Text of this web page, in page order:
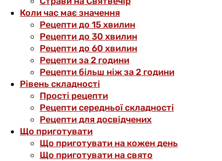
Коли час має значення
Рецепти до 15 хвилин
Рецепти до 30 хвилин
Рецепти до 60 хвилин
Рецепти за 2 години
Рецепти більш ніж за 2 години
Рівень складності
Прості рецепти
Рецепти середньої складності
Рецепти для досвідчених
Що приготувати
Що приготувати на кожен день
Що приготувати на свято